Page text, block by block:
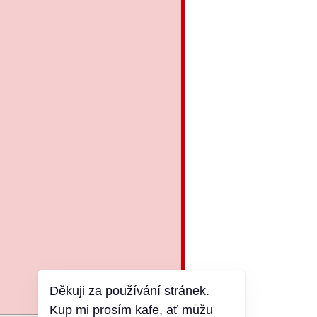
Děkuji za používání stránek.